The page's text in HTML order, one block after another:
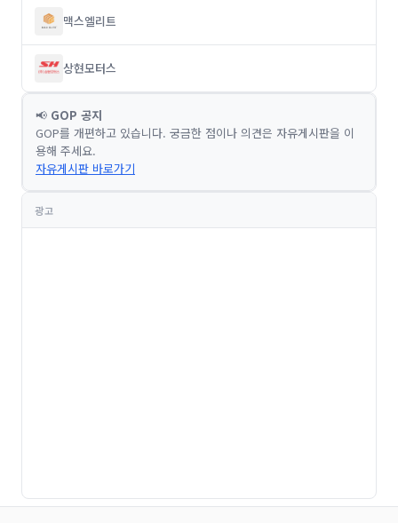
맥스엘리트
상현모터스
📢 GOP 공지
GOP를 개편하고 있습니다. 궁금한 점이나 의견은 자유게시판을 이
용해 주세요.
자유게시판 바로가기
광고